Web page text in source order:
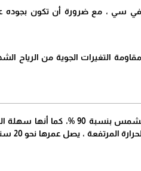
سي ، مع ضرورة أن تكون بجوده
التغيرات الجوية من الرياح
لا نقتصر فقط على مظلات قماش فتوفر لكم مؤسستنا مظلة خشبية للسيارة وتساعد في
الوسائل ، تمتاز بالقوة